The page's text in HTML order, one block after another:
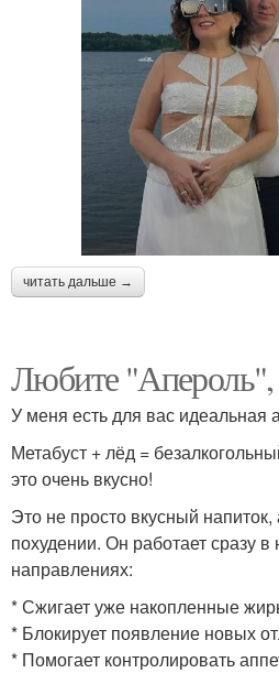
читать дальше →
Любите "Апероль",
У меня есть для вас идеальная
Метабуст + лёд =
это очень вкусно!
Это не просто вкусный
похудении. Он работает сразу в
направлениях:
* Сжигает уже накопленные
* Блокирует появление новых
* Помогает контролировать